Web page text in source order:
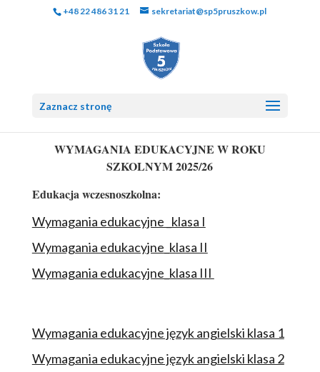
+48 22 486 31 21 sekretariat@sp5pruszkow.pl
Zaznacz stronę
WYMAGANIA EDUKACYJNE W ROKU
SZKOLNYM 2025/26
Edukacja wczesnoszkolna:
Wymagania edukacyjne _klasa I
Wymagania edukacyjne_klasa II
Wymagania edukacyjne_klasa III
Wymagania edukacyjne język angielski klasa 1
Wymagania edukacyjne język angielski klasa 2